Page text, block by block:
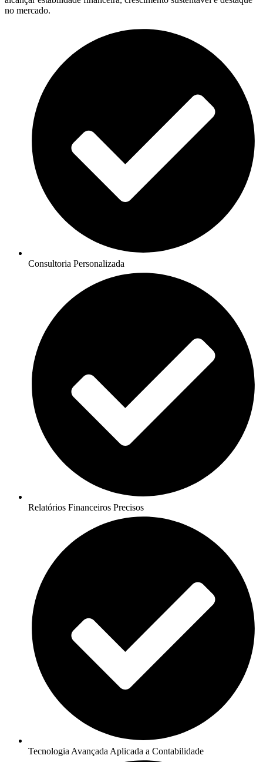
no mercado.
Consultoria Personalizada
Relatórios Financeiros Precisos
Tecnologia Avançada Aplicada a Contabilidade